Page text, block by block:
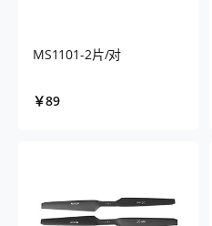
MS1101-2片/对
￥89